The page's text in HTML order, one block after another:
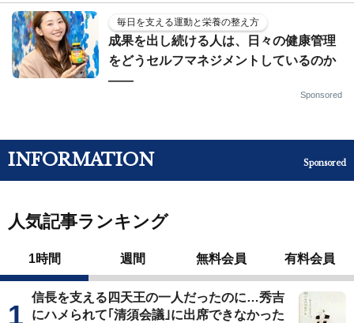
毎日を支える運動と栄養の整え方
成果を出し続ける人は、日々の健康管理
をどうセルフマネジメントしているのか
——
Sponsored
INFORMATION Sponsored
人気記事ランキング
1時間 週間 無料会員 有料会員
信長を支える四天王の一人だったのに…秀吉
にハメられて｢清須会議｣に出席できなかった